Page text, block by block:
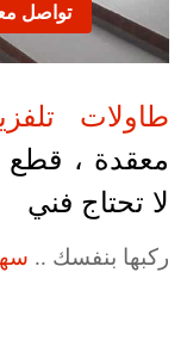
تواصل
طاولات
معقدة ،
لا تحتاج فني
ركبها بنفسك ..